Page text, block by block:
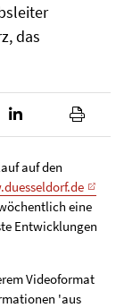
das
auf den
eine
Entwicklungen
Videoformat
'aus